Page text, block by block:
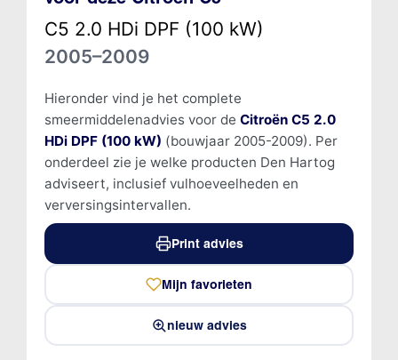
C5 2.0 HDi DPF (100 kW)
2005–2009
Hieronder vind je het complete
smeermiddelenadvies voor de Citroën C5 2.0
HDi DPF (100 kW) (bouwjaar 2005-2009). Per
onderdeel zie je welke producten Den Hartog
adviseert, inclusief vulhoeveelheden en
verversingsintervallen.
Print advies
Mijn favorieten
nieuw advies